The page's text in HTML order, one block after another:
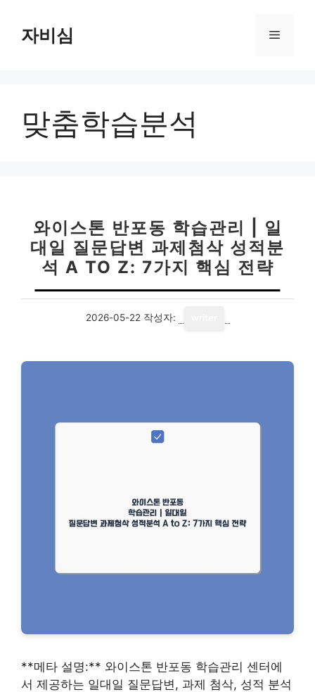
자비심 메
맞춤학습분석
와이스톤 반포동 학습관리 | 일
대일 질문답변 과제첨삭 성적분
석 A TO Z: 7가지 핵심 전략
2026-05-22 작성자:
**메타 설명:** 와이스톤 반포동 학습관리 센터에
서 제공하는 일대일 질문답변, 과제 첨삭, 성적 분석